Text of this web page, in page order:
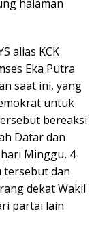
halaman
alias KCK
Eka Putra
saat ini, yang
untuk
bereaksi
Datar dan
Minggu, 4
tersebut dan
dekat Wakil
partai lain